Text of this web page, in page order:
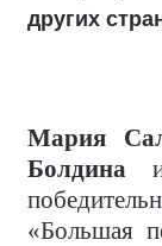
других
Мария
Болдина
«Большая